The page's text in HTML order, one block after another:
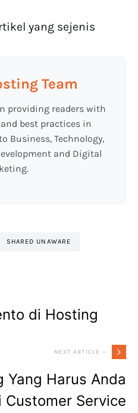
yang sejenis
Team
providing readers with
best practices in
Business, Technology,
and Digital
SHARED UNAWARE
di Hosting
NEXT ARTICLE —
Yang Harus Anda
Customer Service